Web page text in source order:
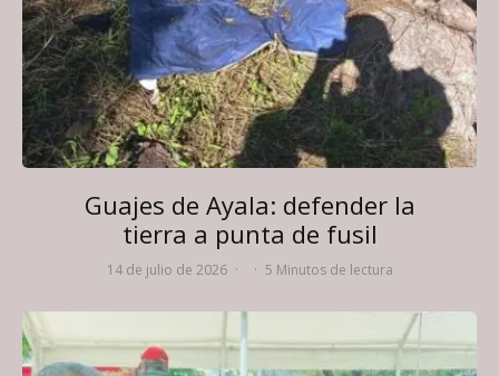
Guajes de Ayala: defender la
tierra a punta de fusil
14 de julio de 2026 · · 5 Minutos de lectura